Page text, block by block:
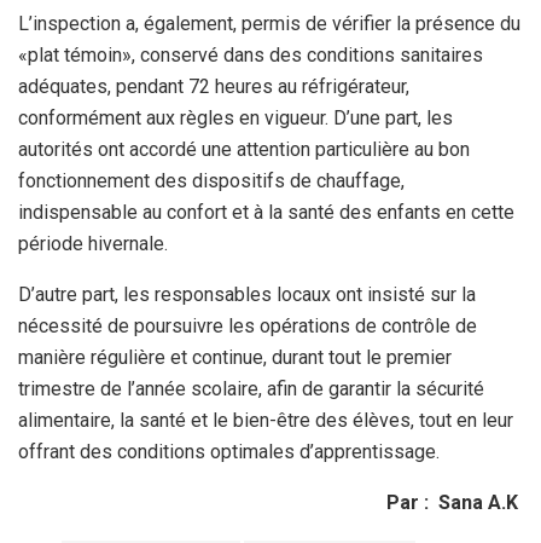
L’inspection a, également, permis de vérifier la présence du
«plat témoin», conservé dans des conditions sanitaires
adéquates, pendant 72 heures au réfrigérateur,
conformément aux règles en vigueur. D’une part, les
autorités ont accordé une attention particulière au bon
fonctionnement des dispositifs de chauffage,
indispensable au confort et à la santé des enfants en cette
période hivernale.
D’autre part, les responsables locaux ont insisté sur la
nécessité de poursuivre les opérations de contrôle de
manière régulière et continue, durant tout le premier
trimestre de l’année scolaire, afin de garantir la sécurité
alimentaire, la santé et le bien-être des élèves, tout en leur
offrant des conditions optimales d’apprentissage.
Par : Sana A.K